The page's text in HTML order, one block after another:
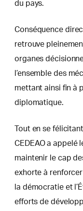
du pays.
Conséquence
retrouve
organes
l’ensemble des
mettant ainsi fin à
diplomatique.
Tout en se
CEDEAO a appelé
maintenir le cap
exhorte à
la démocratie et
efforts de